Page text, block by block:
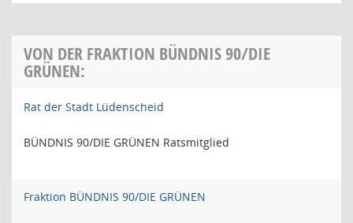
VON DER FRAKTION BÜNDNIS 90/DIE
GRÜNEN:
Rat der Stadt Lüdenscheid
BÜNDNIS 90/DIE GRÜNEN Ratsmitglied
Fraktion BÜNDNIS 90/DIE GRÜNEN